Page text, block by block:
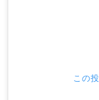
この